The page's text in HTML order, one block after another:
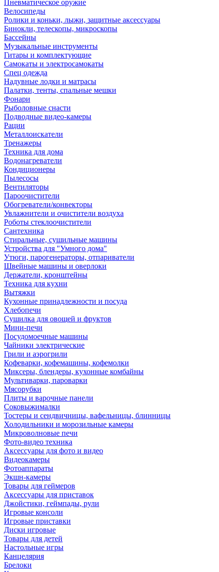
Пневматическое оружие
Велосипеды
Ролики и коньки, лыжи, защитные аксессуары
Бинокли, телескопы, микроскопы
Бассейны
Музыкальные инструменты
Гитары и комплектующие
Самокаты и электросамокаты
Спец одежда
Надувные лодки и матрасы
Палатки, тенты, спальные мешки
Фонари
Рыболовные снасти
Подводные видео-камеры
Рации
Металлоискатели
Тренажеры
Техника для дома
Водонагреватели
Кондиционеры
Пылесосы
Вентиляторы
Пароочистители
Обогреватели/конвекторы
Увлажнители и очистители воздуха
Роботы стеклоочистители
Сантехника
Стиральные, сушильные машины
Устройства для "Умного дома"
Утюги, парогенераторы, отпариватели
Швейные машины и оверлоки
Держатели, кронштейны
Техника для кухни
Вытяжки
Кухонные принадлежности и посуда
Хлебопечи
Сушилка для овощей и фруктов
Мини-печи
Посудомоечные машины
Чайники электрические
Грили и аэрогрили
Кофеварки, кофемашины, кофемолки
Миксеры, блендеры, кухонные комбайны
Мультиварки, пароварки
Мясорубки
Плиты и варочные панели
Соковыжималки
Тостеры и сендвичницы, вафельницы, блинницы
Холодильники и морозильные камеры
Микроволновые печи
Фото-видео техника
Аксессуары для фото и видео
Видеокамеры
Фотоаппараты
Экшн-камеры
Товары для геймеров
Аксессуары для приставок
Джойстики, геймпады, рули
Игровые консоли
Игровые приставки
Диски игровые
Товары для детей
Настольные игры
Канцелярия
Брелоки